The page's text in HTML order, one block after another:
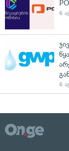
6
6